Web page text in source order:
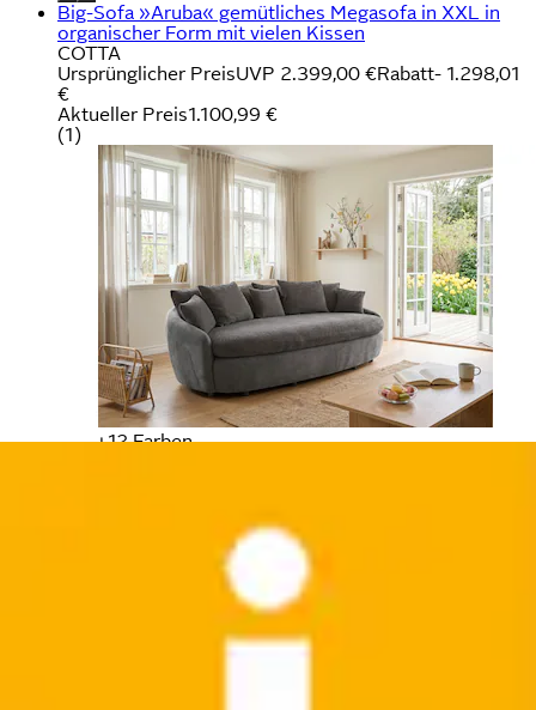
Big-Sofa »Aruba« gemütliches Megasofa in XXL in
organischer Form mit vielen Kissen
COTTA
Ursprünglicher PreisUVP 2.399,00 €Rabatt- 1.298,01
€
Aktueller Preis1.100,99 €
(1)
+
Farben
UVP 1.299,00 €
599,99 €